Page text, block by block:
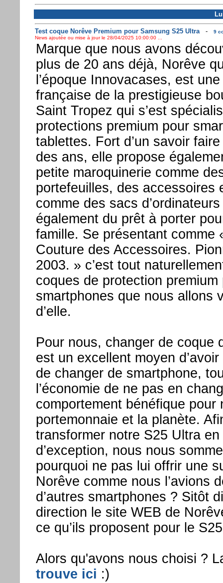
Test coque Norêve Premium pour Samsung S25 Ultra-
9
News ajoutée ou mise à jour le 28/04/2025 10:00:00 ...
Marque que nous avons
plus de 20 ans déjà, Norêve
l’époque Innovacases, est
française de la prestigieuse
Saint Tropez qui s’est
protections premium pour
tablettes. Fort d’un savoir
des ans, elle propose
petite maroquinerie comme
portefeuilles, des accessoires
comme des sacs
également du prêt à porter
famille. Se présentant comme
Couture des Accessoires.
2003. » c’est tout
coques de protection premium
smartphones que nous allons
d’elle.
Pour nous, changer de coque
est un excellent moyen d’avoir
de changer de smartphone,
l’économie de ne pas en
comportement bénéfique pour
portemonnaie et la planète.
transformer notre S25 Ultra en
d’exception, nous nous
pourquoi ne pas lui offrir une
Norêve comme nous l’avions
d’autres smartphones ? Sitôt
direction le site WEB de
ce qu’ils proposent pour le
Alors qu'avons nous choisi ?
trouve ici :)